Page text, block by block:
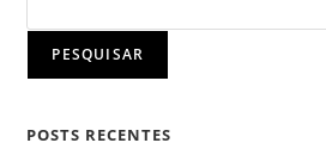
PESQUISAR
POSTS RECENTES